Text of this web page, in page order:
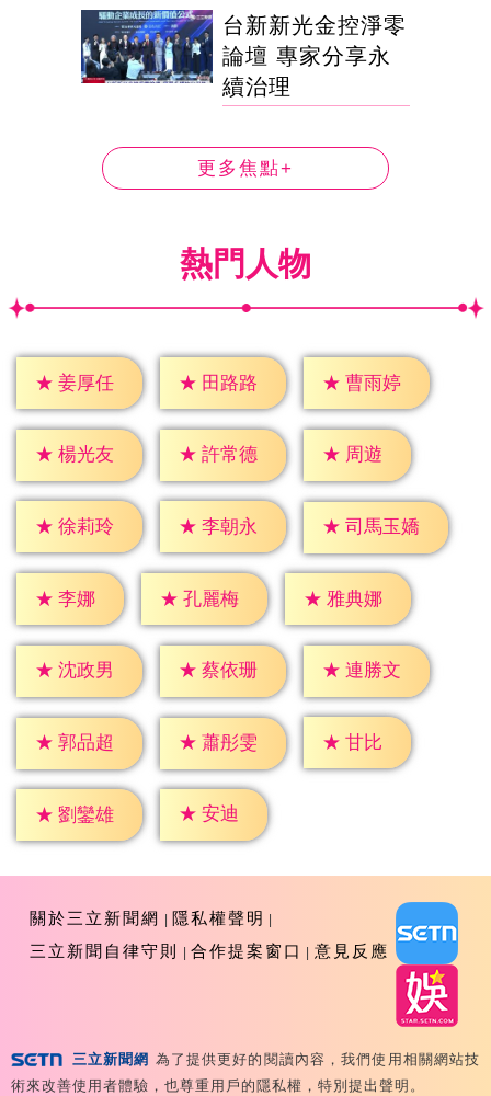
台新新光金控淨零
論壇 專家分享永
續治理
更多焦點+
熱門人物
★ 姜厚任 ★ 田路路 ★ 曹雨婷
★ 楊光友 ★ 許常德 ★ 周遊
★ 徐莉玲 ★ 李朝永 ★ 司馬玉嬌
★ 李娜 ★ 孔麗梅 ★ 雅典娜
★ 沈政男 ★ 蔡依珊 ★ 連勝文
★ 郭品超 ★ 蕭彤雯 ★ 甘比
★ 劉鑾雄 ★ 安迪
關於三立新聞網
隱私權聲明
三立新聞自律守則
合作提案窗口 意見反應
Copyright ©2026 Sanlih E-Television All Rights
三立新聞網 為了提供更好的閱讀內容，我們使用相關網站技
術來改善使用者體驗，也尊重用戶的隱私權，特別提出聲明。